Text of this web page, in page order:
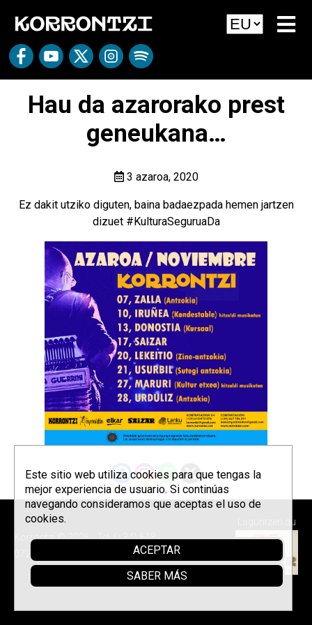
Hau da azarorako prest
geneukana…
3 azaroa, 2020
Ez dakit utziko diguten, baina badaezpada hemen jartzen
dizuet #KulturaSeguruaDa
Korrontzi © 2026 - Tel. (+34) 618
Política de privacidad
Laguntzen du
Este sitio web utiliza cookies para que tengas la
mejor experiencia de usuario. Si continúas
navegando consideramos que aceptas el uso de
cookies.
ACEPTAR
SABER MÁS